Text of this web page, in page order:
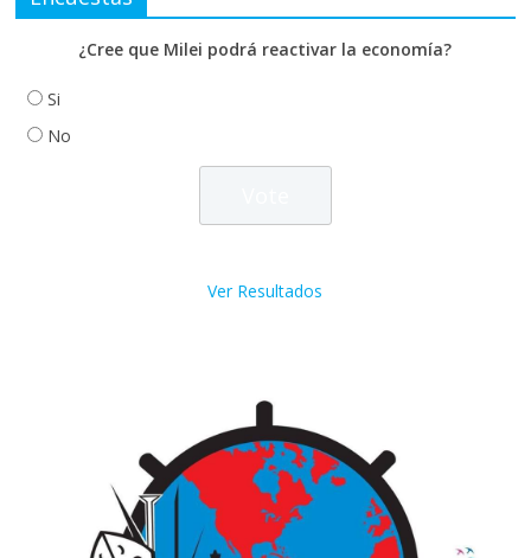
¿Cree que Milei podrá reactivar la economía?
Si
No
Ver Resultados